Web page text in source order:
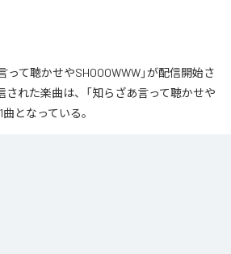
って聴かせやSHOOOWWW」が配信開始さ
れた楽曲は、「知らざあ言って聴かせや
曲となっている。